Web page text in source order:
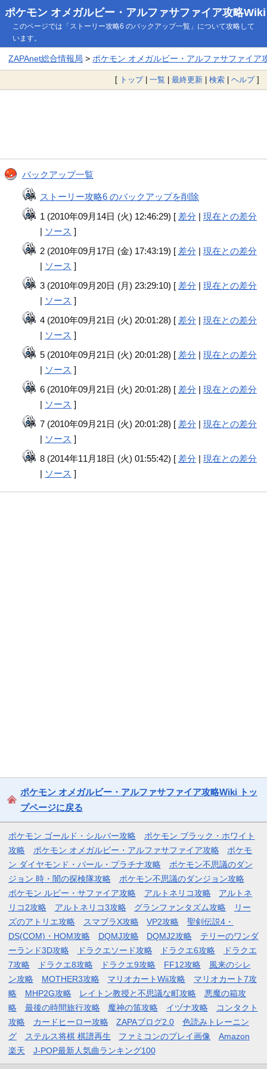
ポケモン オメガルビー・アルファサファイア攻略Wiki
このページでは「ストーリー攻略6 のバックアップ一覧」について攻略して
います。
ZAPAnet総合情報局 > ポケモン オメガルビー・アルファサファイア
[ トップ| 一覧 | 最終更新 | 検索 | ヘルプ]
バックアップ一覧
ストーリー攻略6 のバックアップを削除
1 (2010年09月14日 (火) 12:46:29) [ 差分 |現在との差分
| ソース ]
2 (2010年09月17日 (金) 17:43:19) [ 差分 |現在との差分
| ソース ]
3 (2010年09月20日 (月) 23:29:10) [ 差分 |現在との差分
| ソース ]
4 (2010年09月21日 (火) 20:01:28) [ 差分 |現在との差分
| ソース ]
5 (2010年09月21日 (火) 20:01:28) [ 差分 |現在との差分
| ソース ]
6 (2010年09月21日 (火) 20:01:28) [ 差分 |現在との差分
| ソース ]
7 (2010年09月21日 (火) 20:01:28) [ 差分 |現在との差分
| ソース ]
8 (2014年11月18日 (火) 01:55:42) [ 差分 |現在との差分
| ソース ]
ポケモン オメガルビー・アルファサファイア攻略Wiki トッ
プページに戻る
ポケモン ゴールド・シルバー攻略
ポケモン ブラック・ホワイト
攻略
ポケモン オメガルビー・アルファサファイア攻略
ポケモ
ン ダイヤモンド・パール・プラチナ攻略
ポケモン不思議のダン
ジョン 時・闇の探検隊攻略
ポケモン不思議のダンジョン攻略
ポケモン ルビー・サファイア攻略
アルトネリコ攻略
アルトネ
リコ2攻略
アルトネリコ3攻略 グランファンタズム攻略
リー
ズのアトリエ攻略
スマブラX攻略 VP2攻略
聖剣伝説4・
DS(COM)・HOM攻略
DQMJ攻略 DQMJ2攻略
テリーのワンダ
ーランド3D攻略
ドラクエソード攻略 ドラクエ6攻略
ドラクエ
7攻略
ドラクエ8攻略 ドラクエ9攻略 FF12攻略
風来のシレ
ン攻略
MOTHER3攻略 マリオカートWii攻略
マリオカート7攻
略
MHP2G攻略 レイトン教授と不思議な町攻略
悪魔の箱攻
略
最後の時間旅行攻略 魔神の笛攻略 イヅナ攻略
コンタクト
攻略
カードヒーロー攻略 ZAPAブログ2.0
色読みトレーニン
グ
ステルス将棋 棋譜再生 ファミコンのプレイ画像
Amazon
楽天
J-POP最新人気曲ランキング100